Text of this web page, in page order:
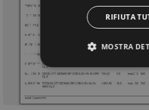
RIFIUTA
MOSTRA